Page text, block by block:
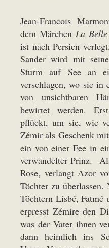
Jean-Francois
dem Märchen La
ist nach Persien
Sander wird mit
Sturm auf See an
verschlagen, wo sie in
von unsichtbaren
bewirtet werden.
pflückt, um sie, wie
Zémir als Geschenk
ein von einer Fee in
verwandelter Prinz.
Rose, verlangt Azor
Töchter zu überlassen.
Töchtern Lisbé, Fatmé
erpresst Zémire den
was der Vater ihnen
dann heimlich ins